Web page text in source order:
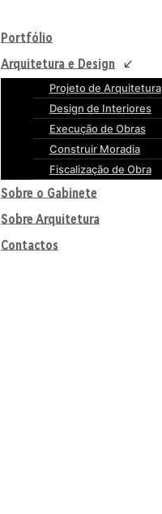
Portfólio
Arquitetura e Design
Projeto de Arquitetura
Design de Interiores
Execução de Obras
Construir Moradia
Fiscalização de Obra
Sobre o Gabinete
Sobre Arquitetura
Contactos